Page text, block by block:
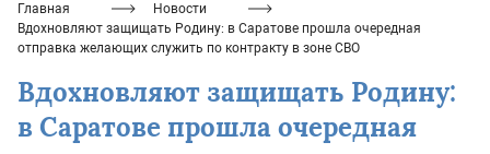
Главная
Новости
Вдохновляют защищать Родину: в Саратове прошла очередная
отправка желающих служить по контракту в зоне СВО
Вдохновляют защищать Родину:
в Саратове прошла очередная